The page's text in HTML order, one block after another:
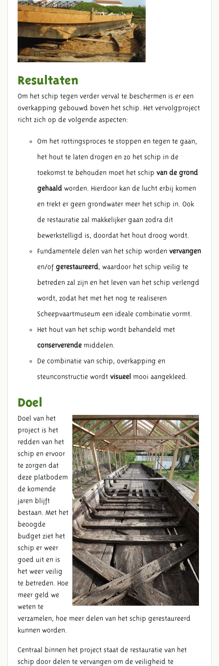
Resultaten
Om het schip tegen verder verval te beschermen is er een
overkapping gebouwd boven het schip. Het vervolgproject
richt zich op de volgende aspecten:
Om het rottingsproces te stoppen en tegen te gaan,
het hout te laten drogen en zo het schip in de
toekomst te behouden moet het schip van de grond
gehaald worden. Hierdoor kan de lucht erbij komen
en trekt er geen grondwater meer het schip in. Ook
de restauratie zal makkelijker gaan zodra dit
bewerkstelligd is, doordat het hout droog wordt.
Fundamentele delen van het schip worden vervangen
en/of gerestaureerd, waardoor het schip veilig te
betreden zal zijn en het leven van het schip verlengd
wordt, zodat het met het nog te realiseren
Scheepvaartmuseum een ideale combinatie vormt.
Het hout van het schip wordt behandeld met
conserverende middelen.
De combinatie van schip, overkapping en
steunconstructie wordt visueel mooi aangekleed.
Doel
Doel van het
project is het
redden van het
schip en ervoor
te zorgen dat
deze platbodem
de komende
jaren blijft
bestaan. Met het
beoogde
budget ziet het
schip er weer
goed uit en is
het weer veilig
te betreden. Hoe
meer geld we
weten te
verzamelen, hoe meer delen van het schip gerestaureerd
kunnen worden.
Centraal binnen het project staat de restauratie van het
schip door delen te vervangen om de veiligheid te